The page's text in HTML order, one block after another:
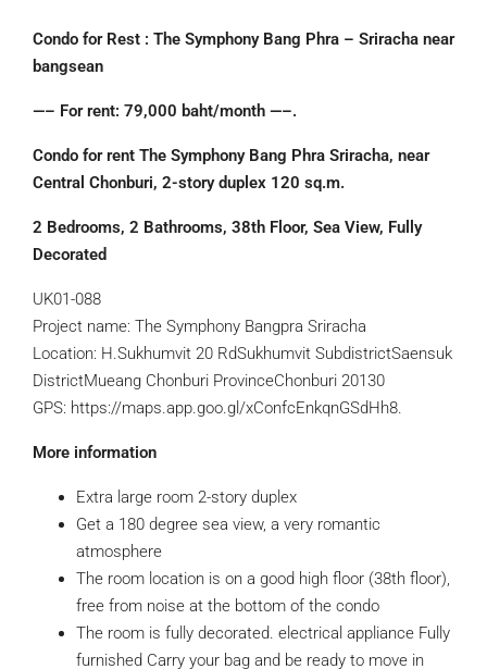
Condo for Rest : The Symphony Bang Phra – Sriracha near
bangsean
—– For rent: 79,000 baht/month —–.
Condo for rent The Symphony Bang Phra Sriracha, near
Central Chonburi, 2-story duplex 120 sq.m.
2 Bedrooms, 2 Bathrooms, 38th Floor, Sea View, Fully
Decorated
UK01-088
Project name: The Symphony Bangpra Sriracha
Location: H.Sukhumvit 20 RdSukhumvit SubdistrictSaensuk
DistrictMueang Chonburi ProvinceChonburi 20130
GPS: https://maps.app.goo.gl/xConfcEnkqnGSdHh8.
More information
Extra large room 2-story duplex
Get a 180 degree sea view, a very romantic
atmosphere
The room location is on a good high floor (38th floor),
free from noise at the bottom of the condo
The room is fully decorated. electrical appliance Fully
furnished Carry your bag and be ready to move in